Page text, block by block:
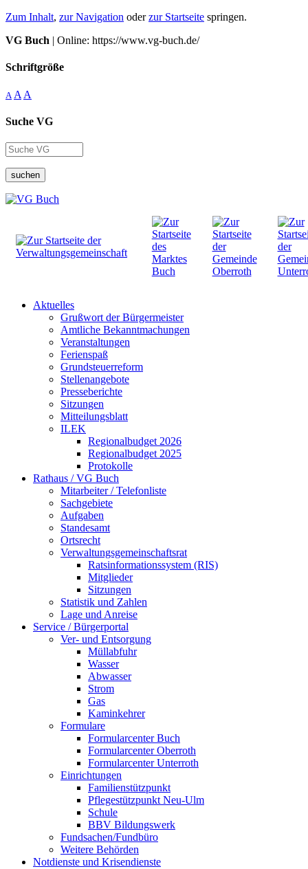
Zum Inhalt, zur Navigation oderzur Startseite springen.
VG Buch | Online: https://www.vg-buch.de/
Schriftgröße
A A A
Suche VG
suchen
Aktuelles
Grußwort der Bürgermeister
Amtliche Bekanntmachungen
Veranstaltungen
Ferienspaß
Grundsteuerreform
Stellenangebote
Presseberichte
Sitzungen
Mitteilungsblatt
ILEK
Regionalbudget 2026
Regionalbudget 2025
Protokolle
Rathaus / VG Buch
Mitarbeiter / Telefonliste
Sachgebiete
Aufgaben
Standesamt
Ortsrecht
Verwaltungsgemeinschaftsrat
Ratsinformationssystem (RIS)
Mitglieder
Sitzungen
Statistik und Zahlen
Lage und Anreise
Service / Bürgerportal
Ver- und Entsorgung
Müllabfuhr
Wasser
Abwasser
Strom
Gas
Kaminkehrer
Formulare
Formularcenter Buch
Formularcenter Oberroth
Formularcenter Unterroth
Einrichtungen
Familienstützpunkt
Pflegestützpunkt Neu-Ulm
Schule
BBV Bildungswerk
Fundsachen/Fundbüro
Weitere Behörden
Notdienste und Krisendienste